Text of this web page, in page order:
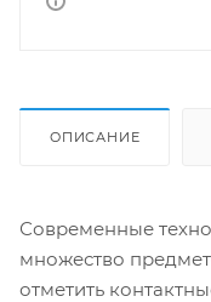
ОПИСАНИЕ
Современные
множество
отметить